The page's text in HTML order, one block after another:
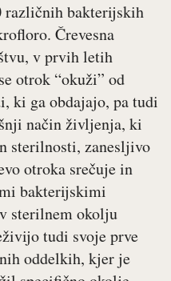
različnih bakterijskih
Črevesna
v prvih letih
otrok “okuži” od
ki ga obdajajo, pa tudi
način življenja, ki
sterilnosti, zanesljivo
otroka srečuje in
bakterijskimi
sterilnem okolju
tudi svoje prve
oddelkih, kjer je